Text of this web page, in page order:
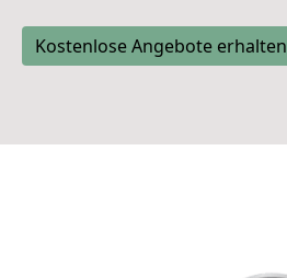
Kostenlose Angebote erhalten